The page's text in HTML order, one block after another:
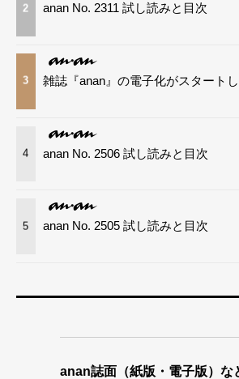
2 anan No. 2311 試し読みと目次
3 雑誌『anan』の電子化がスタートし
4 anan No. 2506 試し読みと目次
5 anan No. 2505 試し読みと目次
anan誌面（紙版・電子版）な